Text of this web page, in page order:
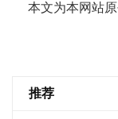
本文为本网站
推荐